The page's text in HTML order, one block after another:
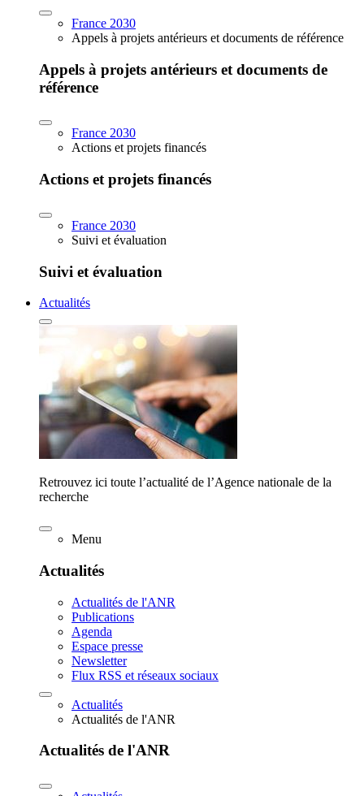
France 2030
Appels à projets antérieurs et documents de référence
Appels à projets antérieurs et documents de
référence
France 2030
Actions et projets financés
Actions et projets financés
France 2030
Suivi et évaluation
Suivi et évaluation
Actualités
Retrouvez ici toute l’actualité de l’Agence nationale de la
recherche
Menu
Actualités
Actualités de l'ANR
Publications
Agenda
Espace presse
Newsletter
Flux RSS et réseaux sociaux
Actualités
Actualités de l'ANR
Actualités de l'ANR